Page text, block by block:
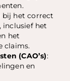
bij het correct
inclusief het
het
claims.
(CAO’s):
en